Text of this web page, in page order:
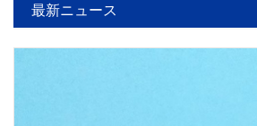
最新ニュース